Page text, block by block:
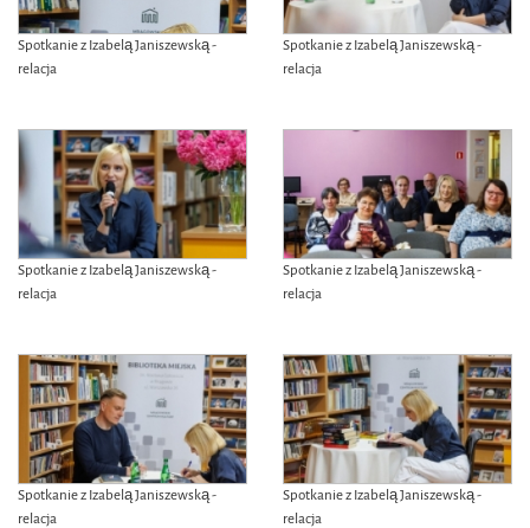
Spotkanie z Izabelą Janiszewską -
relacja
Spotkanie z Izabelą Janiszewską -
relacja
Spotkanie z Izabelą Janiszewską -
relacja
Spotkanie z Izabelą Janiszewską -
relacja
Spotkanie z Izabelą Janiszewską -
relacja
Spotkanie z Izabelą Janiszewską -
relacja